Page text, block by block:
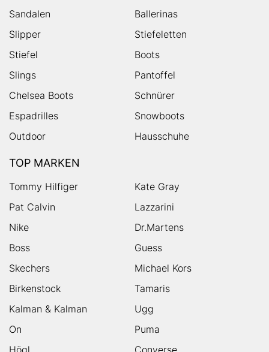
Sandalen
Ballerinas
Slipper
Stiefeletten
Stiefel
Boots
Slings
Pantoffel
Chelsea Boots
Schnürer
Espadrilles
Snowboots
Outdoor
Hausschuhe
TOP MARKEN
Tommy Hilfiger
Kate Gray
Pat Calvin
Lazzarini
Nike
Dr.Martens
Boss
Guess
Skechers
Michael Kors
Birkenstock
Tamaris
Kalman & Kalman
Ugg
On
Puma
Högl
Converse